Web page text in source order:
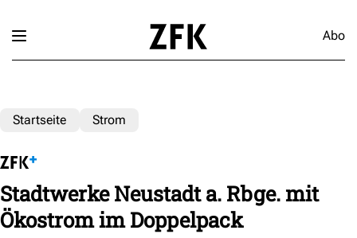
Abo
Startseite Strom
Stadtwerke Neustadt a. Rbge. mit
Ökostrom im Doppelpack